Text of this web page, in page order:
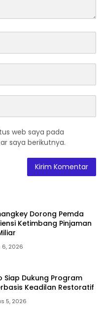
web saya pada
saya berikutnya.
Dorong Pemda
Ketimbang Pinjaman
6, 2026
Siap Dukung Program
Keadilan Restoratif
5, 2026